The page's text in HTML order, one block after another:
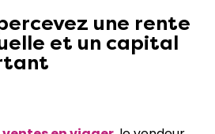
une rente
et un capital